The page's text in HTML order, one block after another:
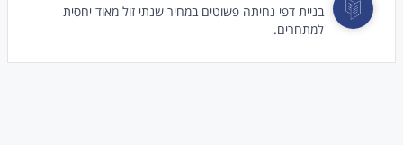
בניית דפי נחיתה פשוטים במחיר שנתי זול מאוד יחסית
למתחרים.